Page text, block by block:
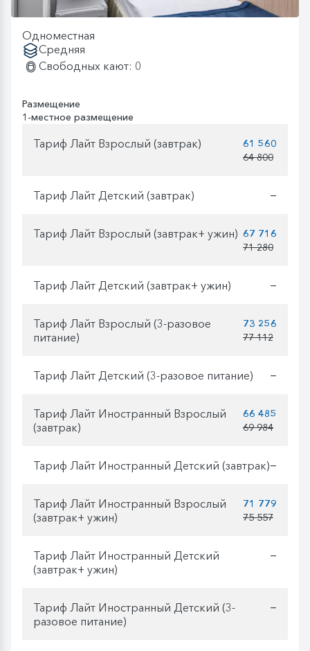
Одноместная
Средняя
Свободных кают: 0
Размещение
1-местное размещение
Тариф Лайт Взрослый (завтрак)
61 560
64 800
Тариф Лайт Детский (завтрак) —
Тариф Лайт Взрослый (завтрак+ ужин) 67 716
71 280
Тариф Лайт Детский (завтрак+ ужин) —
Тариф Лайт Взрослый (3-разовое
питание)
73 256
77 112
Тариф Лайт Детский (3-разовое питание) —
Тариф Лайт Иностранный Взрослый
(завтрак)
66 485
69 984
Тариф Лайт Иностранный Детский (завтрак)—
Тариф Лайт Иностранный Взрослый
(завтрак+ ужин)
71 779
75 557
Тариф Лайт Иностранный Детский
(завтрак+ ужин)
—
Тариф Лайт Иностранный Детский (3-
разовое питание)
—